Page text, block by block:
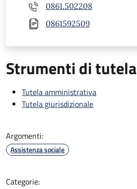
0861.502208
0861592509
Strumenti di tutela
Tutela amministrativa
Tutela giurisdizionale
Argomenti:
Assistenza sociale
Categorie: